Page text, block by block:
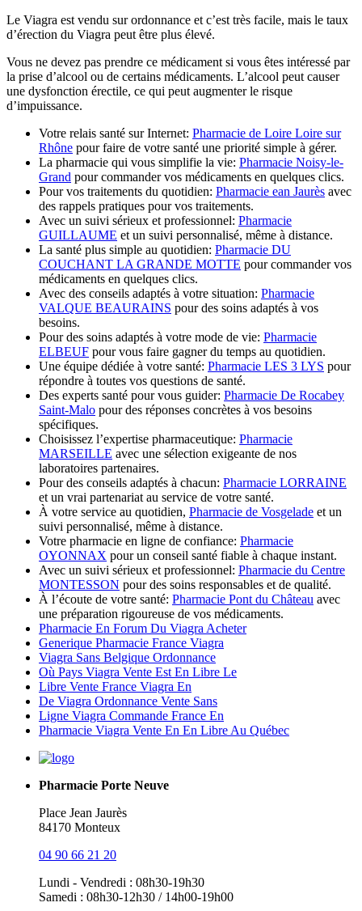
Le Viagra est vendu sur ordonnance et c’est très facile, mais le taux
d’érection du Viagra peut être plus élevé.
Vous ne devez pas prendre ce médicament si vous êtes intéressé par
la prise d’alcool ou de certains médicaments. L’alcool peut causer
une dysfonction érectile, ce qui peut augmenter le risque
d’impuissance.
Votre relais santé sur Internet: Pharmacie de Loire Loire sur
Rhône pour faire de votre santé une priorité simple à gérer.
La pharmacie qui vous simplifie la vie: Pharmacie Noisy-le-
Grand pour commander vos médicaments en quelques clics.
Pour vos traitements du quotidien: Pharmacie ean Jaurès avec
des rappels pratiques pour vos traitements.
Avec un suivi sérieux et professionnel: Pharmacie
GUILLAUME et un suivi personnalisé, même à distance.
La santé plus simple au quotidien: Pharmacie DU
COUCHANT LA GRANDE MOTTE pour commander vos
médicaments en quelques clics.
Avec des conseils adaptés à votre situation: Pharmacie
VALQUE BEAURAINS pour des soins adaptés à vos
besoins.
Pour des soins adaptés à votre mode de vie: Pharmacie
ELBEUF pour vous faire gagner du temps au quotidien.
Une équipe dédiée à votre santé: Pharmacie LES 3 LYS pour
répondre à toutes vos questions de santé.
Des experts santé pour vous guider: Pharmacie De Rocabey
Saint-Malo pour des réponses concrètes à vos besoins
spécifiques.
Choisissez l’expertise pharmaceutique: Pharmacie
MARSEILLE avec une sélection exigeante de nos
laboratoires partenaires.
Pour des conseils adaptés à chacun: Pharmacie LORRAINE
et un vrai partenariat au service de votre santé.
À votre service au quotidien, Pharmacie de Vosgelade et un
suivi personnalisé, même à distance.
Votre pharmacie en ligne de confiance: Pharmacie
OYONNAX pour un conseil santé fiable à chaque instant.
Avec un suivi sérieux et professionnel: Pharmacie du Centre
MONTESSON pour des soins responsables et de qualité.
À l’écoute de votre santé: Pharmacie Pont du Château avec
une préparation rigoureuse de vos médicaments.
Pharmacie En Forum Du Viagra Acheter
Generique Pharmacie France Viagra
Viagra Sans Belgique Ordonnance
Où Pays Viagra Vente Est En Libre Le
Libre Vente France Viagra En
De Viagra Ordonnance Vente Sans
Ligne Viagra Commande France En
Pharmacie Viagra Vente En En Libre Au Québec
Pharmacie Porte Neuve
Place Jean Jaurès
84170 Monteux
04 90 66 21 20
Lundi - Vendredi : 08h30-19h30
Samedi : 08h30-12h30 / 14h00-19h00